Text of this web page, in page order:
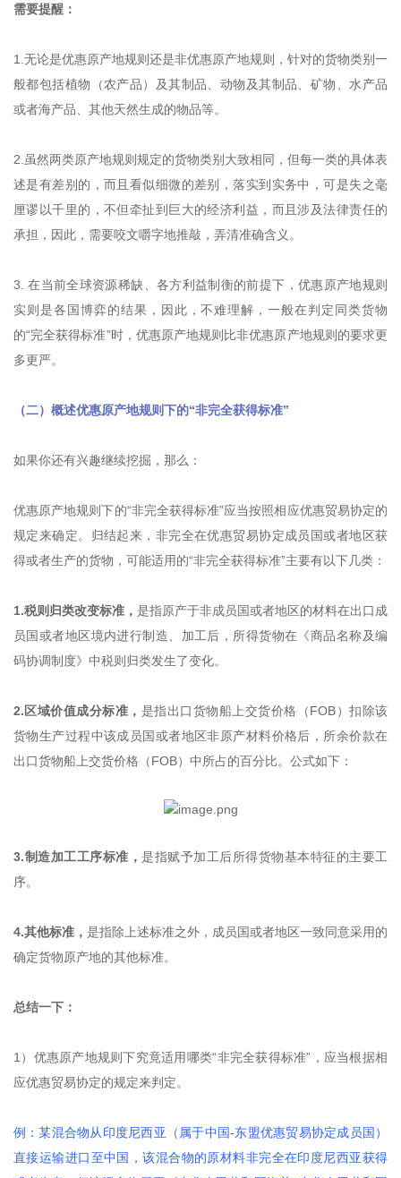
需要提醒：
1.无论是优惠原产地规则还是非优惠原产地规则，针对的货物类别一
般都包括植物（农产品）及其制品、动物及其制品、矿物、水产品
或者海产品、其他天然生成的物品等。
2.虽然两类原产地规则规定的货物类别大致相同，但每一类的具体表
述是有差别的，而且看似细微的差别，落实到实务中，可是失之毫
厘谬以千里的，不但牵扯到巨大的经济利益，而且涉及法律责任的
承担，因此，需要咬文嚼字地推敲，弄清准确含义。
3. 在当前全球资源稀缺、各方利益制衡的前提下，优惠原产地规则
实则是各国博弈的结果，因此，不难理解，一般在判定同类货物
的“完全获得标准”时，优惠原产地规则比非优惠原产地规则的要求更
多更严。
（二）概述优惠原产地规则下的“非完全获得标准”
如果你还有兴趣继续挖掘，那么：
优惠原产地规则下的“非完全获得标准”应当按照相应优惠贸易协定的
规定来确定。归结起来，非完全在优惠贸易协定成员国或者地区获
得或者生产的货物，可能适用的“非完全获得标准”主要有以下几类：
1.税则归类改变标准， 是指原产于非成员国或者地区的材料在出口成
员国或者地区境内进行制造、加工后，所得货物在《商品名称及编
码协调制度》中税则归类发生了变化。
2.区域价值成分标准， 是指出口货物船上交货价格（FOB）扣除该
货物生产过程中该成员国或者地区非原产材料价格后，所余价款在
出口货物船上交货价格（FOB）中所占的百分比。公式如下：
3.制造加工工序标准， 是指赋予加工后所得货物基本特征的主要工
序。
4.其他标准， 是指除上述标准之外，成员国或者地区一致同意采用的
确定货物原产地的其他标准。
总结一下：
1）优惠原产地规则下究竟适用哪类“非完全获得标准”，应当根据相
应优惠贸易协定的规定来判定。
例：某混合物从印度尼西亚（属于中国-东盟优惠贸易协定成员国）
直接运输进口至中国，该混合物的原材料非完全在印度尼西亚获得